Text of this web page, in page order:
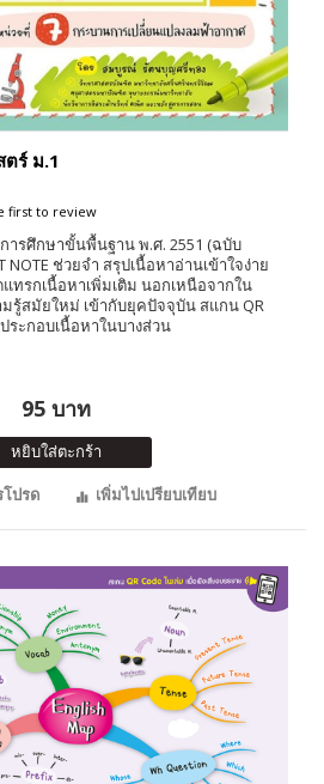
ร์ ม.1
first to review
ารศึกษาขั้นพื้นฐาน พ.ศ. 2551 (ฉบับ
NOTE ช่วยจำ สรุปเนื้อหาอ่านเข้าใจง่าย
ทรกเนื้อหาเพิ่มเติม นอกเหนือจากใน
รู้สมัยใหม่ เข้ากับยุคปัจจุบัน สแกน QR
ระกอบเนื้อหาในบางส่วน
95 บาท
หยิบใส่ตะกร้า
ปรด
เพิ่มไปเปรียบเทียบ